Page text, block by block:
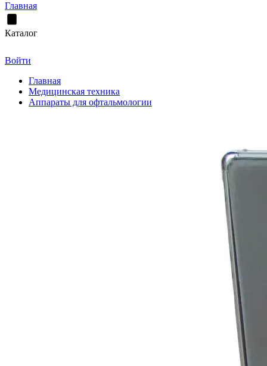
Главная
Каталог
Войти
Главная
Медицинская техника
Аппараты для офтальмологии